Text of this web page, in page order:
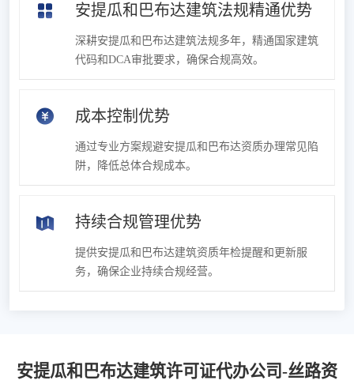
安提瓜和巴布达建筑法规精通优势
深耕安提瓜和巴布达建筑法规多年，精通国家建筑
代码和DCA审批要求，确保合规高效。
成本控制优势
通过专业方案规避安提瓜和巴布达资质办理常见陷
阱，降低总体合规成本。
持续合规管理优势
提供安提瓜和巴布达建筑资质年检提醒和更新服
务，确保企业持续合规经营。
安提瓜和巴布达建筑许可证代办公司-丝路资